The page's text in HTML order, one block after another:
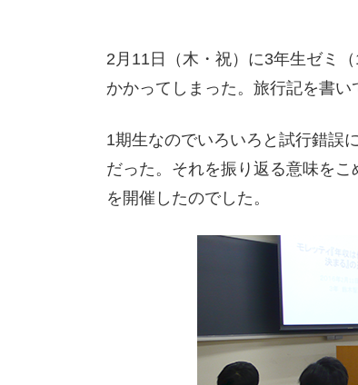
2月11日（木・祝）に3年生ゼミ
かかってしまった。旅行記を書い
1期生なのでいろいろと試行錯誤
だった。それを振り返る意味を
を開催したのでした。